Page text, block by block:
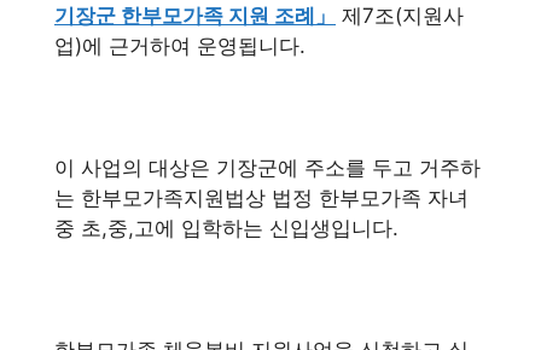
기장군 한부모가족 지원 조례」
제7조(지원사
업)에 근거하여 운영됩니다.
이 사업의 대상은 기장군에 주소를 두고 거주하
는 한부모가족지원법상 법정 한부모가족 자녀
중 초,중,고에 입학하는 신입생입니다.